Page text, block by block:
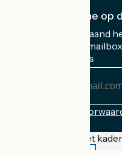
Ik abonneer me op
Ontvang elke maand
Frankrijk in uw
Mijn e-mailadres
Gefinancierd in het